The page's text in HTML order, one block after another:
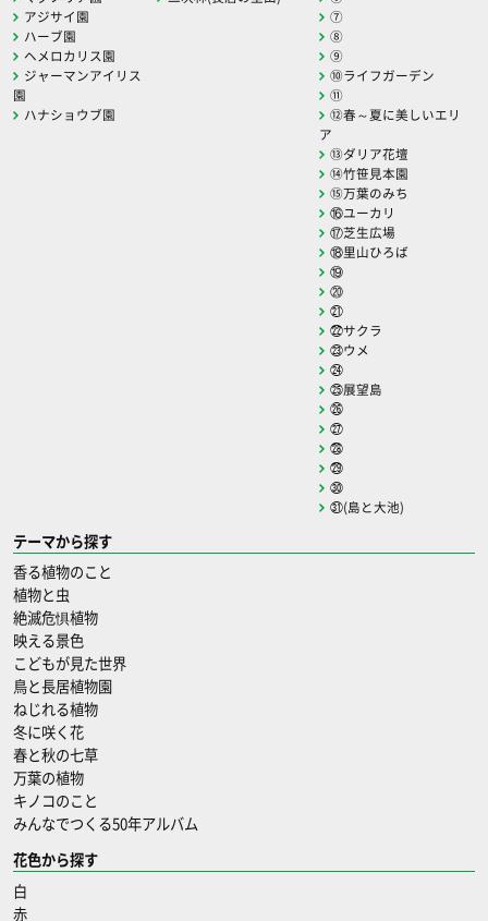
アジサイ園
ハーブ園
ヘメロカリス園
ジャーマンアイリス
園
ハナショウブ園
⑦
⑧
⑨
⑩ライフガーデン
⑪
⑫春～夏に美しいエリ
ア
⑬ダリア花壇
⑭竹笹見本園
⑮万葉のみち
⑯ユーカリ
⑰芝生広場
⑱里山ひろば
⑲
⑳
㉑
㉒サクラ
㉓ウメ
㉔
㉕展望島
㉖
㉗
㉘
㉙
㉚
㉛(島と大池)
テーマから探す
香る植物のこと
植物と虫
絶滅危惧植物
映える景色
こどもが見た世界
鳥と長居植物園
ねじれる植物
冬に咲く花
春と秋の七草
万葉の植物
キノコのこと
みんなでつくる50年アルバム
花色から探す
白
赤